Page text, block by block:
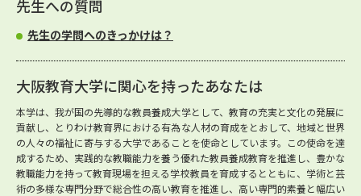
先生への質問
先生の学問へのきっかけは？
大阪教育大学に関心を持ったあなたは
本学は、我が国の先導的な教員養成大学として、教育の充実と文化の発展に
貢献し、とりわけ教育界における有為な人材の育成をとおして、地域と世界
の人々の福祉に寄与する大学であることを使命としています。この使命を達
成するため、実践的な教職能力を養う優れた教員養成教育を推進し、豊かな
教職能力を持って教育現場を担える学校教員を育成するとともに、学術と芸
術の多様な専門分野で総合性の高い教育を推進し、高い専門的素養と幅広い